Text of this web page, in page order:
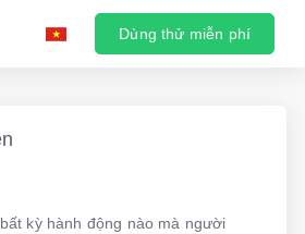
Dùng thử miễn phí
kỳ hành động nào mà người